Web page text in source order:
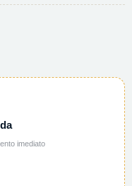
imediato